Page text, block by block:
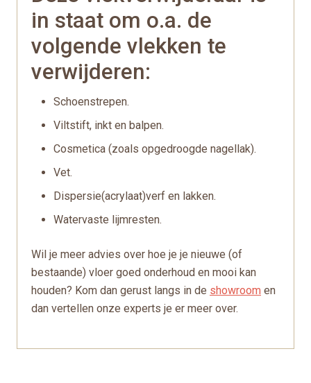
in staat om o.a. de
volgende vlekken te
verwijderen:
Schoenstrepen.
Viltstift, inkt en balpen.
Cosmetica (zoals opgedroogde nagellak).
Vet.
Dispersie(acrylaat)verf en lakken.
Watervaste lijmresten.
Wil je meer advies over hoe je je nieuwe (of
bestaande) vloer goed onderhoud en mooi kan
houden? Kom dan gerust langs in de showroom en
dan vertellen onze experts je er meer over.